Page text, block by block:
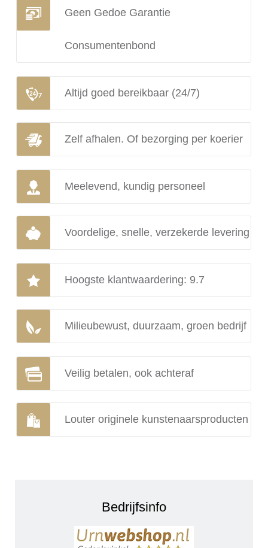
Geen Gedoe Garantie
Consumentenbond
Altijd goed bereikbaar (24/7)
Zelf afhalen. Of bezorging per koerier
Meelevend, kundig personeel
Voordelige, snelle, verzekerde levering
Hoogste klantwaardering: 9.7
Milieubewust, duurzaam, groen bedrijf
Veilig betalen, ook achteraf
Louter originele kunstenaarsproducten
Bedrijfsinfo